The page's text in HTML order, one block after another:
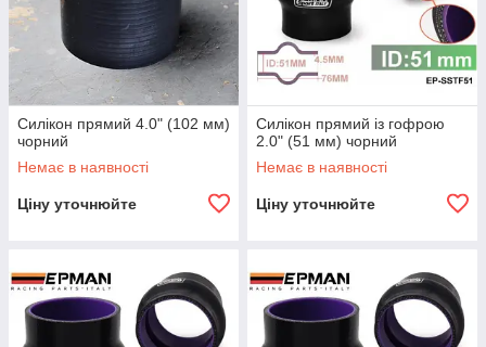
Силікон прямий 4.0" (102 мм)
чорний
Немає в наявності
Ціну уточнюйте
Силікон прямий із гофрою
2.0" (51 мм) чорний
Немає в наявності
Ціну уточнюйте